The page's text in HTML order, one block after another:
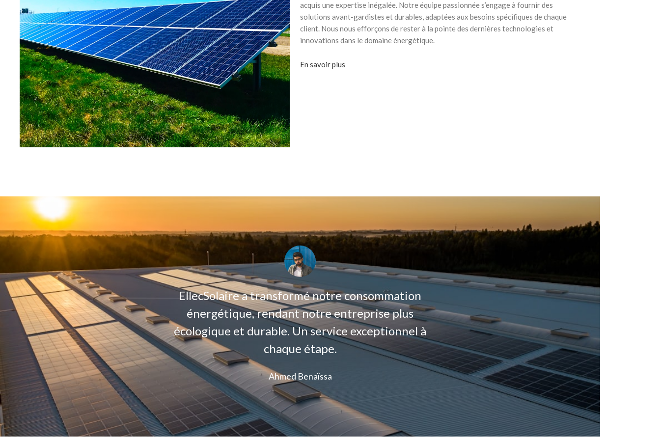
acquis une expertise inégalée. Notre équipe passionnée s’engage à fournir des
solutions avant-gardistes et durables, adaptées aux besoins spécifiques de chaque
client. Nous nous efforçons de rester à la pointe des dernières technologies et
innovations dans le domaine énergétique.
En savoir plus
EllecSolaire a transformé notre consommation
énergétique, rendant notre entreprise plus
écologique et durable. Un service exceptionnel à
chaque étape.
Ahmed Benaïssa